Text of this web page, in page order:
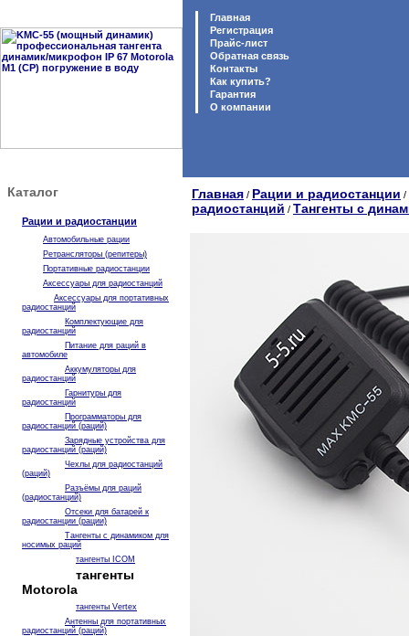
Главная
Регистрация
Прайс-лист
Обратная связь
Контакты
Как купить?
Гарантия
O компании
Каталог
Рации и радиостанции
Автомобильные рации
Ретрансляторы (репитеры)
Портативные радиостанции
Аксессуары для радиостанций
Аксессуары для портативных
радиостанций
Комплектующие для
радиостанций
Питание для раций в
автомобиле
Аккумуляторы для
радиостанций
Гарнитуры для
радиостанций
Программаторы для
радиостанций (раций)
Зарядные устройства для
радиостанций (раций)
Чехлы для радиостанций
(раций)
Разъёмы для раций
(радиостанций)
Отсеки для батарей к
радиостанции (рации)
Тангенты с динамиком для
носимых раций
тангенты ICOM
тангенты
Motorola
тангенты Vertex
Антенны для портативных
радиостанций (раций)
Главная / Рации и радиостанции /
радиостанций / Тангенты с